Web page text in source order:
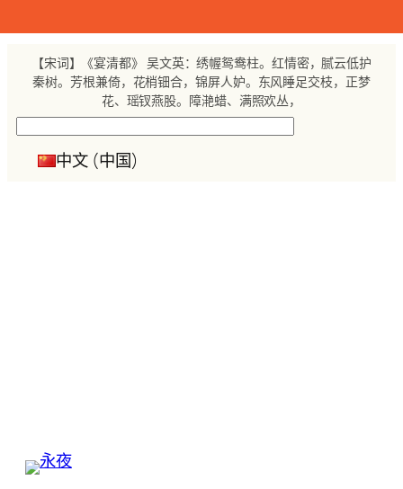
至
【宋词】《宴清都》 吴文英：绣幄鸳鸯柱。红情密，腻云低护
秦树。芳根兼倚，花梢钿合，锦屏人妒。东风睡足交枝，正梦
花、瑶钗燕股。障滟蜡、满照欢丛，
中文 (中国)